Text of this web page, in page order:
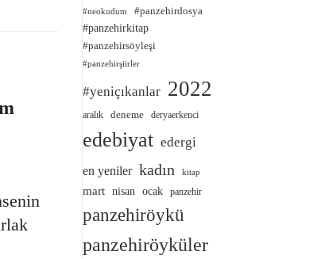
#neokudum
#panzehirdosya
#panzehirkitap
#panzehirsöyleşi
#panzehirşiirler
#yeniçıkanlar 2022
aralık deneme deryaerkenci
edebiyat edergi
en yeniler kadın kitap
mart nisan ocak panzehir
panzehiröykü
panzehiröyküler